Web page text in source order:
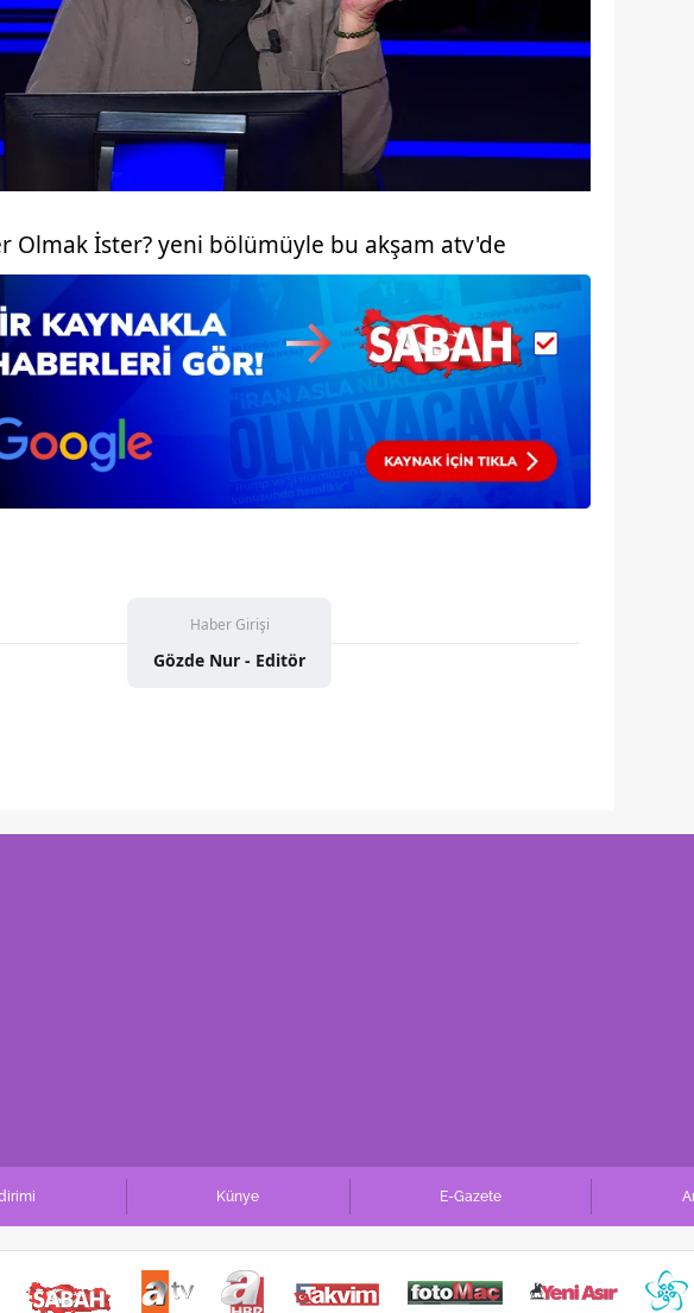
olarak kullanılan çerezlerle ilgili bilgi almak için lütfen
Olmak İster? yeni bölümüyle bu akşam atv'de
Haber Girişi
Gözde Nur - Editör
Künye E-Gazete